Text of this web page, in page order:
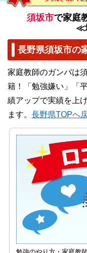
須坂市で家庭
≪
長野県須坂市の
家庭教師のガンバは
籍！「勉強嫌い」「
績アップで実績を上
ます。 長野県TOPへ